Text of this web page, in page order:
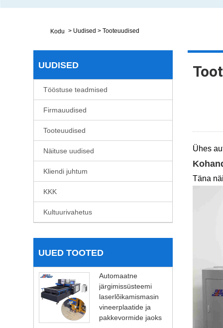
Kodu > Uudised > Tooteuudised
UUDISED
Tööstuse teadmised
Firmauudised
Tooteuudised
Näituse uudised
Kliendi juhtum
KKK
Kultuurivahetus
UUED TOOTED
Automaatne
järgimissüsteemi
laserlõikamismasin
vineerplaatide ja
pakkevormide jaoks
Ühes
Täna